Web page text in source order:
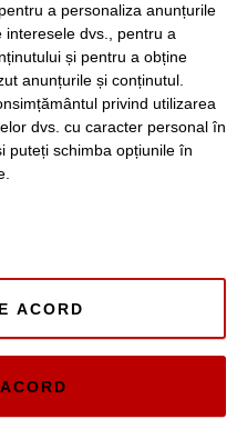
aproximativ 85% gata.
va fi inaugurat
Cookie-urilor
a personaliza anunțurile
dvs., pentru a
și pentru a obține
anunțurile și conținutul.
privind utilizarea
dvs. cu caracter personal în
puteți schimba opțiunile în
ACORD